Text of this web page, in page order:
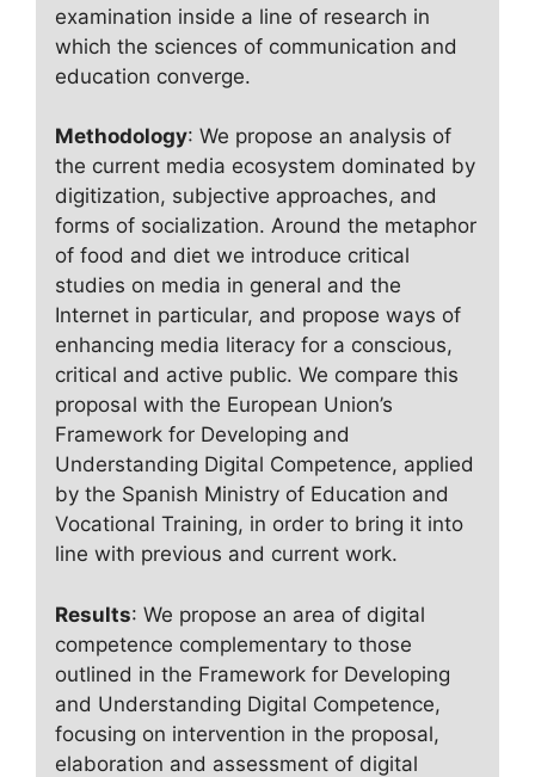
examination inside a line of research in
which the sciences of communication and
education converge.
Methodology: We propose an analysis of
the current media ecosystem dominated by
digitization, subjective approaches, and
forms of socialization. Around the metaphor
of food and diet we introduce critical
studies on media in general and the
Internet in particular, and propose ways of
enhancing media literacy for a conscious,
critical and active public. We compare this
proposal with the European Union’s
Framework for Developing and
Understanding Digital Competence, applied
by the Spanish Ministry of Education and
Vocational Training, in order to bring it into
line with previous and current work.
Results: We propose an area of ​​digital
competence complementary to those
outlined in the Framework for Developing
and Understanding Digital Competence,
focusing on intervention in the proposal,
elaboration and assessment of digital